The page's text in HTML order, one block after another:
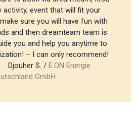
activity, event that will fit your
sure you will have fun with
and then dreamteam team is
you and help you anytime to
– I can only recommend!
Djouher S. / E.ON Energie
GmbH